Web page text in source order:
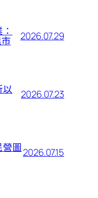
2026.07.29
2026.07.23
圖2026.07.15